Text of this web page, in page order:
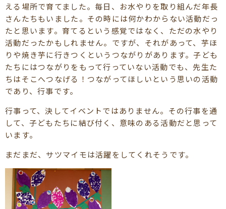
える場所で育てました。毎日、お水やりを取り組んだ年長
さんたちもいました。その時には何かわからない活動だっ
たと思います。育てるという感覚ではなく、ただの水やり
活動だったかもしれません。ですが、それがあって、芋ほ
りや焼き芋に行きつくというつながりがあります。子ども
たちにはつながりをもって行っていない活動でも、先生た
ちはそこへつなげる！つながってほしいという思いの活動
であり、行事です。
行事って、決してイベントではありません。その行事を通
して、子どもたちに結び付く、意味のある活動だと思って
います。
まだまだ、サツマイモは活躍をしてくれそうです。